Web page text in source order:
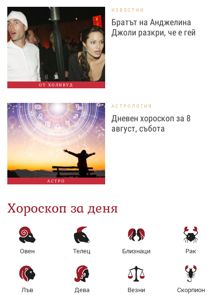
ОТ ХОЛИВУД
ИЗВЕСТНИ
Братът на Анджелина
Джоли разкри, че е гей
АСТРО
АСТРОЛОГИЯ
Дневен хороскоп за 8
август, събота
Хороскоп за деня
Овен Телец Близнаци Рак
Лъв Дева Везни Скорпион